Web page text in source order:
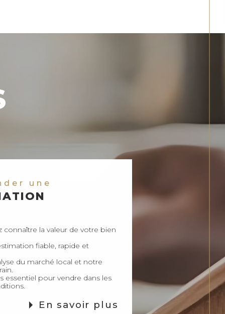
fiable, rapide et
du marché local et notre
essentiel pour vendre dans les